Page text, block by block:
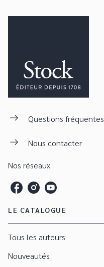
Questions fréquentes
Nous contacter
Nos réseaux
LE CATALOGUE
Tous les auteurs
Nouveautés